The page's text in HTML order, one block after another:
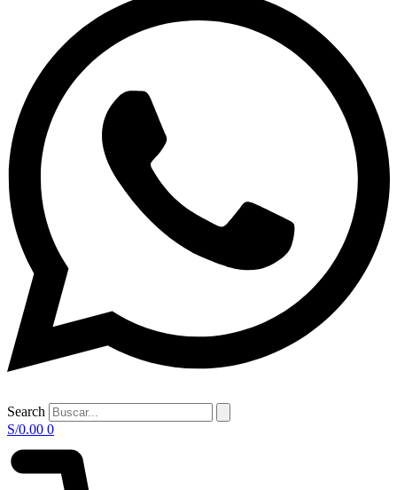
Search
S/0.00 0